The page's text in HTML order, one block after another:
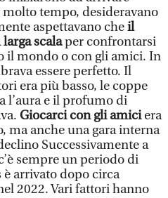
tempo, desideravano
aspettavano cheil
scalaper confrontarsi
il mondo o con gli amici. In
essere perfetto. Il
era più basso, le coppe
l’aura e il profumo di
Giocarci con gli amiciera
ma anche una gara interna
Successivamente a
sempre un periodo di
è arrivato dopo circa
2022. Vari fattori hanno